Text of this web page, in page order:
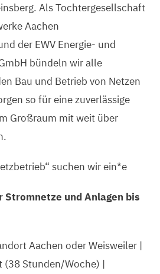
Als Tochtergesellschaft
Aachen
der EWV Energie- und
bündeln wir alle
Bau und Betrieb von Netzen
so für eine zuverlässige
Großraum mit weit über
suchen wir ein*e
und Anlagen bis
Aachen oder Weisweiler |
(38 Stunden/Woche) |